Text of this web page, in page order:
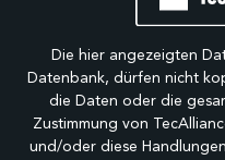
Die hier angezeigten
Datenbank, dürfen nicht
die Daten oder die
Zustimmung von
und/oder diese